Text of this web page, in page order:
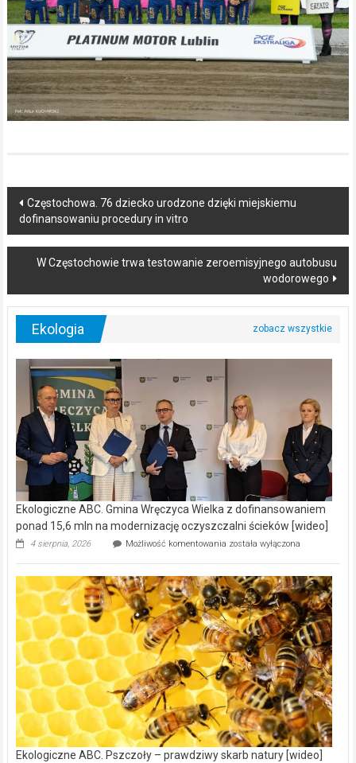
Post
navigation
Częstochowa. 76 dziecko urodzone dzięki miejskiemu
dofinansowaniu procedury in vitro
W Częstochowie trwa testowanie zeroemisyjnego autobusu
wodorowego
Ekologia
Ekologiczne ABC. Gmina Wręczyca Wielka z dofinansowaniem
ponad 15,6 mln na modernizację oczyszczalni ścieków [wideo]
4 sierpnia, 2026 Możliwość komentowania Ekologiczne
Wręczyca
Wielka
z
dofinansowaniem
ponad
15,6
mln
na
modernizację
oczyszczalni
ścieków
[wideo]
została wyłączona
Ekologiczne ABC. Pszczoły – prawdziwy skarb natury [wideo]